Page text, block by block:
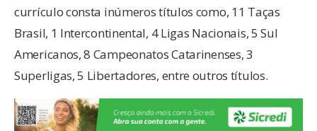
currículo consta inúmeros títulos como, 11 Taças
Brasil, 1 Intercontinental, 4 Ligas Nacionais, 5 Sul
Americanos, 8 Campeonatos Catarinenses, 3
Superligas, 5 Libertadores, entre outros títulos.